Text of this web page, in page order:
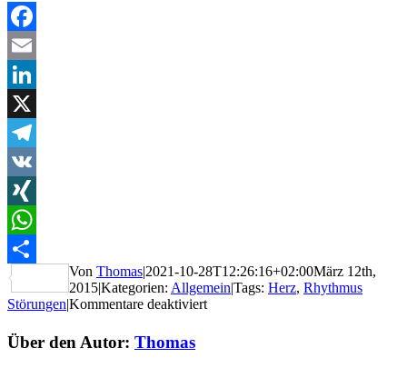
Facebook
Email
LinkedIn
X
Telegram
VK
XING
WhatsApp
Teilen
Von Thomas|2021-10-28T12:26:16+02:00März 12th,
2015|Kategorien: Allgemein|Tags: Herz, Rhythmus
Störungen|Kommentare deaktiviertfür
Über den Autor: Thomas